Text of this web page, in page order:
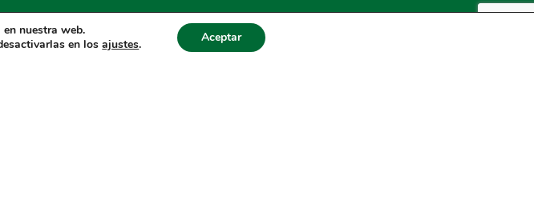
LENARD USA CORP
nuestra web.
en losajustes. Aceptar